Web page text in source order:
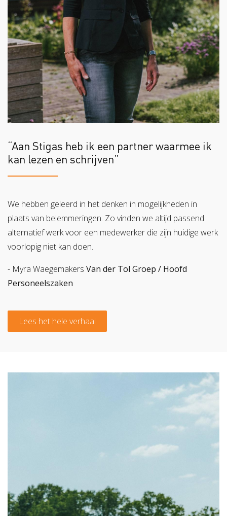
“Aan Stigas heb ik een partner waarmee ik
kan lezen en schrijven”
We hebben geleerd in het denken in mogelijkheden in
plaats van belemmeringen. Zo vinden we altijd passend
alternatief werk voor een medewerker die zijn huidige werk
voorlopig niet kan doen.
- Myra Waegemakers Van der Tol Groep / Hoofd
Personeelszaken
Lees het hele verhaal